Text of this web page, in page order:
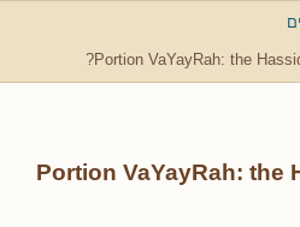
Portion VaYayRah: the
Portion VaYayRah: the